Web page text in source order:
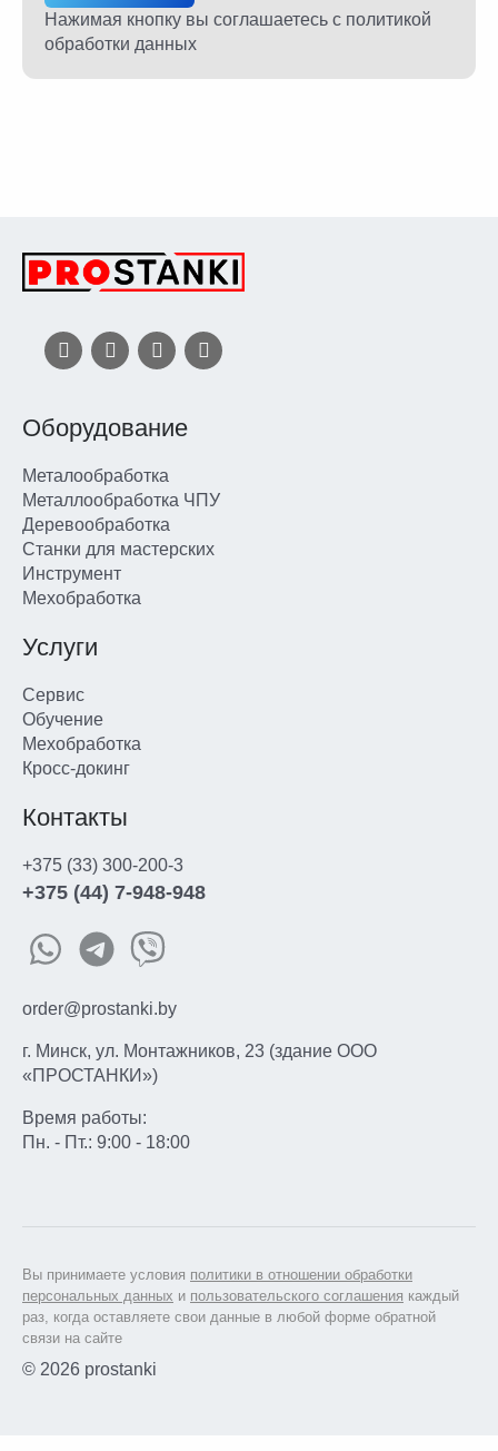
Нажимая кнопку вы соглашаетесь с политикой
обработки данных
Оборудование
Металообработка
Металлообработка ЧПУ
Деревообработка
Станки для мастерских
Инструмент
Мехобработка
Услуги
Сервис
Обучение
Мехобработка
Кросс-докинг
Контакты
+375 (33) 300-200-3
+375 (44) 7-948-948
order@prostanki.by
г. Минск, ул. Монтажников, 23 (здание ООО
«ПРОСТАНКИ»)
Время работы:
Пн. - Пт.: 9:00 - 18:00
Вы принимаете условия политики в отношении обработки
персональных данных и пользовательского соглашения каждый
раз, когда оставляете свои данные в любой форме обратной
связи на сайте
© 2026 prostanki